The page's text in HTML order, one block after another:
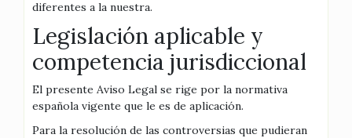
diferentes a la nuestra.
Legislación aplicable y
competencia jurisdiccional
El presente Aviso Legal se rige por la normativa
española vigente que le es de aplicación.
Para la resolución de las controversias que pudieran